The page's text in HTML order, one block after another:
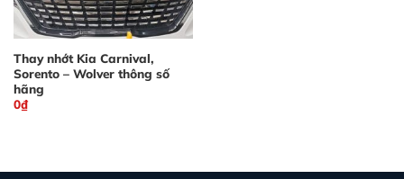
Thay nhớt Kia Carnival,
Sorento – Wolver thông số
hãng
0₫